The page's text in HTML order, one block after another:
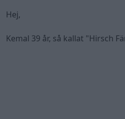
Hej,
Kemal 39 år, så kallat "Hirsch